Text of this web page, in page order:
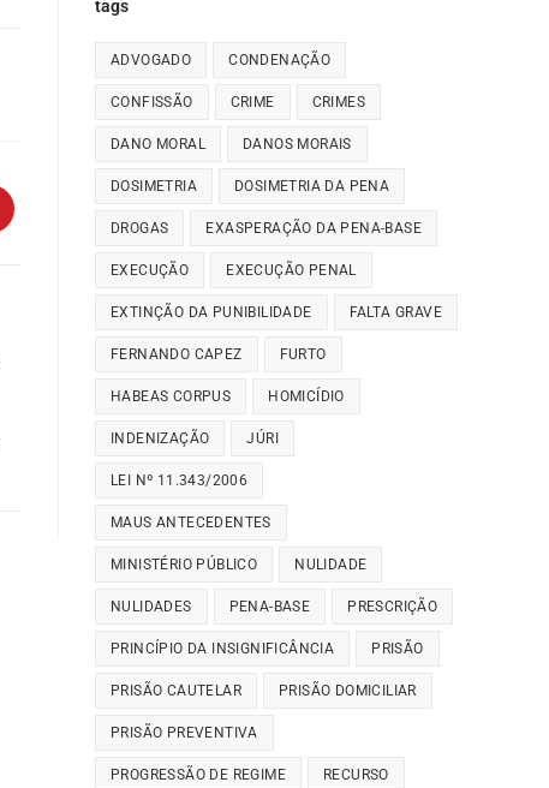
tags
ADVOGADO CONDENAÇÃO
CONFISSÃO CRIME CRIMES
DANO MORAL DANOS MORAIS
DOSIMETRIA DOSIMETRIA DA PENA
DROGAS EXASPERAÇÃO DA PENA-BASE
EXECUÇÃO EXECUÇÃO PENAL
EXTINÇÃO DA PUNIBILIDADE FALTA GRAVE
FERNANDO CAPEZ FURTO
HABEAS CORPUS HOMICÍDIO
INDENIZAÇÃO JÚRI
LEI Nº 11.343/2006
MAUS ANTECEDENTES
MINISTÉRIO PÚBLICO NULIDADE
NULIDADES PENA-BASE PRESCRIÇÃO
PRINCÍPIO DA INSIGNIFICÂNCIA PRISÃO
PRISÃO CAUTELAR PRISÃO DOMICILIAR
PRISÃO PREVENTIVA
PROGRESSÃO DE REGIME RECURSO